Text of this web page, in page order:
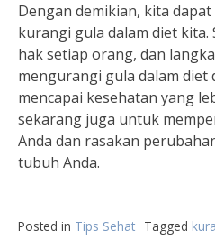
Dengan demikian, kita
kurangi gula dalam diet kita.
hak setiap orang, dan
mengurangi gula dalam diet
mencapai kesehatan yang
sekarang juga untuk
Anda dan rasakan
tubuh Anda.
Posted in Tips Sehat Tagged